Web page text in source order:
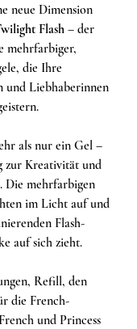
neue Dimension
Flash– der
mehrfarbiger,
die Ihre
und Liebhaberinnen
als nur ein Gel –
zur Kreativität und
Die mehrfarbigen
im Licht auf und
Flash-
auf sich zieht.
Refill, den
die French-
und Princess